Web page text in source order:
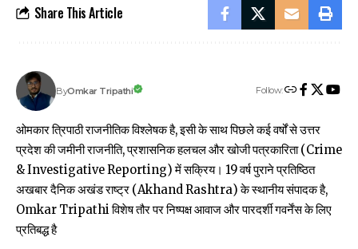
Share This Article
ByOmkar Tripathi Follow:
ओमकार त्रिपाठी राजनीतिक विश्लेषक है, इसी के साथ पिछले कई वर्षों से उत्तर
प्रदेश की जमीनी राजनीति, प्रशासनिक हलचल और खोजी पत्रकारिता (Crime
& Investigative Reporting) में सक्रिय। 19 वर्ष पुराने प्रतिष्ठित
अखबार दैनिक अखंड राष्ट्र (Akhand Rashtra) के स्थानीय संपादक है,
Omkar Tripathi विशेष तौर पर निष्पक्ष आवाज और पारदर्शी गवर्नेंस के लिए
प्रतिबद्ध है